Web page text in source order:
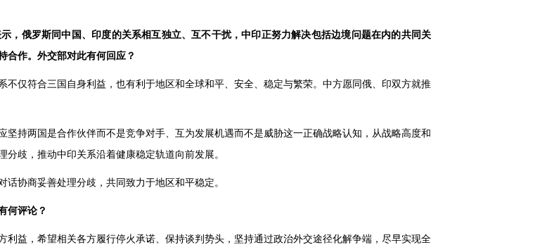
，俄罗斯同中国、印度的关系相互独立、互不干扰，中印正努力解决包括边境问题在内的共同关
合作。外交部对此有何回应？
仅符合三国自身利益，也有利于地区和全球和平、安全、稳定与繁荣。中方愿同俄、印双方就推
持两国是合作伙伴而不是竞争对手、互为发展机遇而不是威胁这一正确战略认知，从战略高度和
歧，推动中印关系沿着健康稳定轨道向前发展。
协商妥善处理分歧，共同致力于地区和平稳定。
何评论？
益，希望相关各方履行停火承诺、保持谈判势头，坚持通过政治外交途径化解争端，尽早实现全